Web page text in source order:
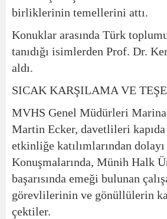
birliklerinin temellerini attı.
Konuklar arasında Türk
tanıdığı isimlerden Prof. Dr.
aldı.
SICAK KARŞILAMA VE
MVHS Genel Müdürleri
Martin Ecker, davetlileri kapıda
etkinliğe katılımlarından
Konuşmalarında, Münih Halk
başarısında emeği bulunan
görevlilerinin ve gönüllülerin
çektiler.